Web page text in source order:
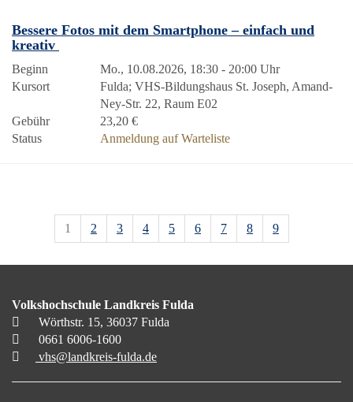
Bessere Fotos mit dem Smartphone – einfach und
kreativ
Beginn
Mo., 10.08.2026, 18:30 - 20:00 Uhr
Kursort
Fulda; VHS-Bildungshaus St. Joseph, Amand-
Ney-Str. 22, Raum E02
Gebühr
23,20 €
Status
Anmeldung auf Warteliste
1 2 3 4 5 6 7 8 9
Volkshochschule Landkreis Fulda
Wörthstr. 15, 36037 Fulda
0661 6006-1600
vhs@landkreis-fulda.de